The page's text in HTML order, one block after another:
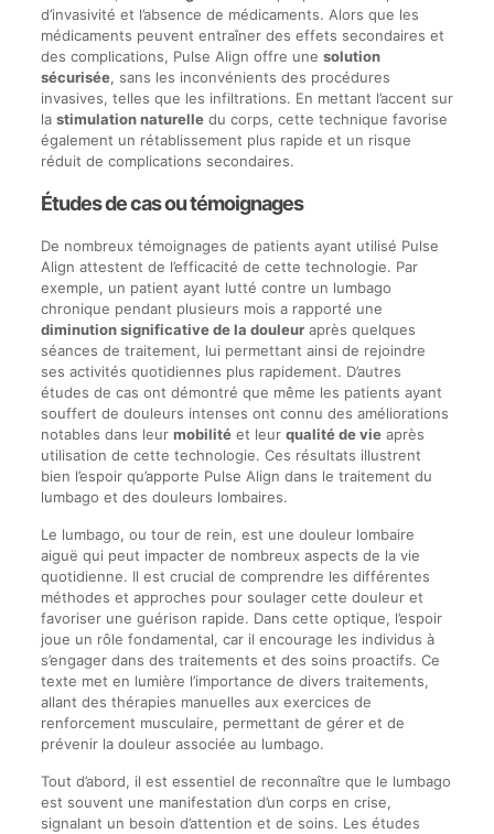
d’invasivité et l’absence de médicaments. Alors que les
médicaments peuvent entraîner des effets secondaires et
des complications, Pulse Align offre une solution
sécurisée, sans les inconvénients des procédures
invasives, telles que les infiltrations. En mettant l’accent sur
la stimulation naturelledu corps, cette technique favorise
également un rétablissement plus rapide et un risque
réduit de complications secondaires.
Études de cas ou témoignages
De nombreux témoignages de patients ayant utilisé Pulse
Align attestent de l’efficacité de cette technologie. Par
exemple, un patient ayant lutté contre un lumbago
chronique pendant plusieurs mois a rapporté une
diminution significative de la douleuraprès quelques
séances de traitement, lui permettant ainsi de rejoindre
ses activités quotidiennes plus rapidement. D’autres
études de cas ont démontré que même les patients ayant
souffert de douleurs intenses ont connu des améliorations
notables dans leur mobilitéet leur qualité de vieaprès
utilisation de cette technologie. Ces résultats illustrent
bien l’espoir qu’apporte Pulse Align dans le traitement du
lumbago et des douleurs lombaires.
Le lumbago, ou tour de rein, est une douleur lombaire
aiguë qui peut impacter de nombreux aspects de la vie
quotidienne. Il est crucial de comprendre les différentes
méthodes et approches pour soulager cette douleur et
favoriser une guérison rapide. Dans cette optique, l’espoir
joue un rôle fondamental, car il encourage les individus à
s’engager dans des traitements et des soins proactifs. Ce
texte met en lumière l’importance de divers traitements,
allant des thérapies manuelles aux exercices de
renforcement musculaire, permettant de gérer et de
prévenir la douleur associée au lumbago.
Tout d’abord, il est essentiel de reconnaître que le lumbago
est souvent une manifestation d’un corps en crise,
signalant un besoin d’attention et de soins. Les études